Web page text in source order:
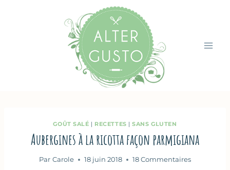
GOÛT SALÉ | RECETTES |SANS GLUTEN
Aubergines à la ricotta façon parmigiana
Par Carole 18 juin 2018 18 Commentaires